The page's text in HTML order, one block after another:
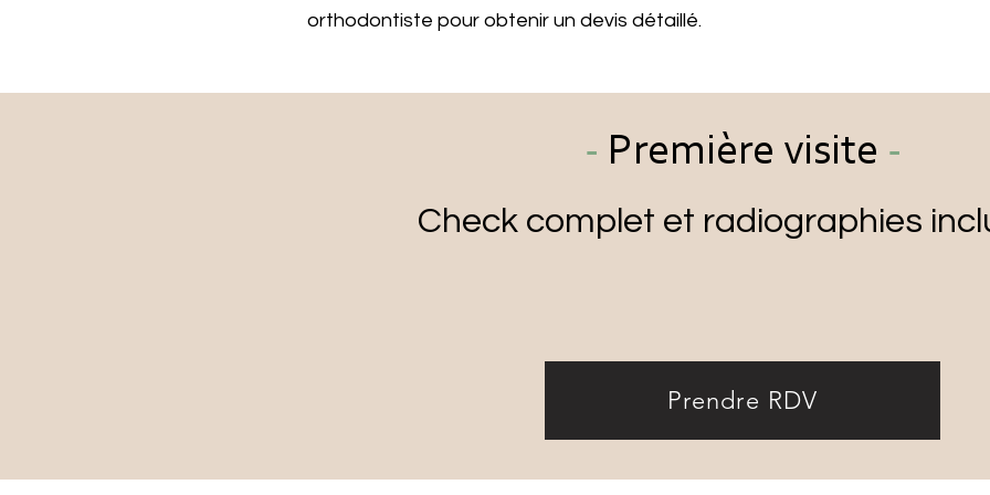
orthodontiste pour obtenir un devis détaillé.
- Première visite -
Check complet et radiographies
Prendre RDV